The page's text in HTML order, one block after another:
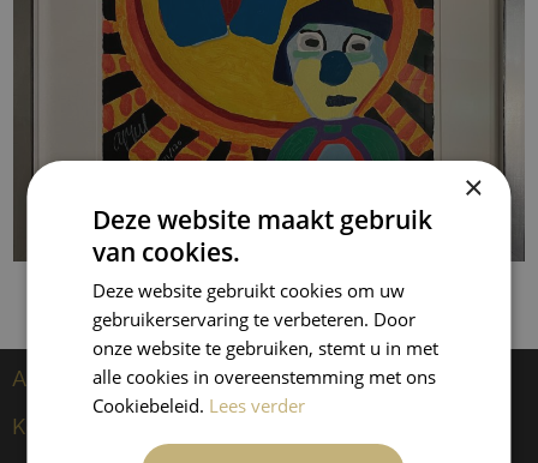
Artiesten
Kees van Dongen
×
Deze website maakt gebruik
van cookies.
Deze website gebruikt cookies om uw
gebruikerservaring te verbeteren. Door
onze website te gebruiken, stemt u in met
alle cookies in overeenstemming met ons
Cookiebeleid. Lees verder